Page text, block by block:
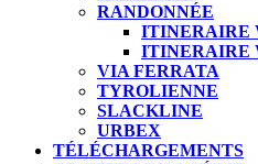
RANDONNÉE
ITINERAIRE
ITINERAIRE
VIA FERRATA
TYROLIENNE
SLACKLINE
URBEX
TÉLÉCHARGEMENTS